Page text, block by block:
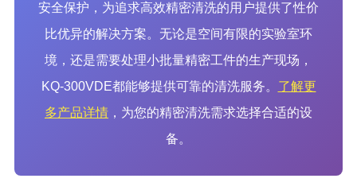
安全保护，为追求高效精密清洗的用户提供了性价
比优异的解决方案。无论是空间有限的实验室环
境，还是需要处理小批量精密工件的生产现场，
KQ-300VDE都能够提供可靠的清洗服务。 了解更
多产品详情 ，为您的精密清洗需求选择合适的设
备。